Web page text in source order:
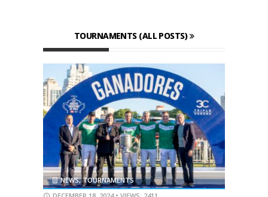
TOURNAMENTS (ALL POSTS)
NEWS,TOURNAMENTS